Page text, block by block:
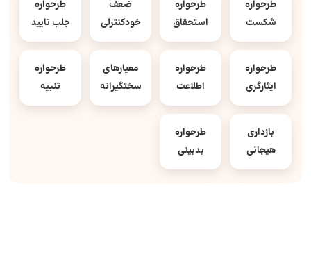
طرحواره
شکست
طرحواره
استحقاق
ضعف
خودکنترلی
طرحواره
جلب تایید
طرحواره
ایثارگری
طرحواره
اطلاعت
معیارهای
سختگیرانه
طرحواره
تنبیه
بازداری
هیجانی
طرحواره
بدبینی